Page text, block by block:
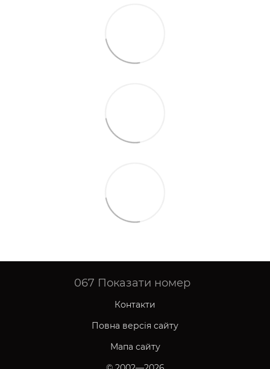
067 Показати номер
Контакти
Повна версія сайту
Мапа сайту